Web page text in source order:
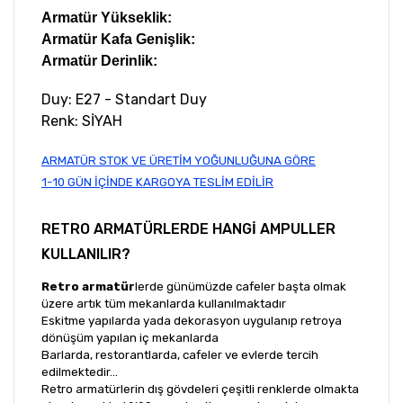
Armatür Yükseklik:
Armatür Kafa Genişlik:
Armatür Derinlik:
Duy: E27 - Standart Duy
Renk: SİYAH
ARMATÜR STOK VE ÜRETİM YOĞUNLUĞUNA GÖRE
1-10 GÜN İÇİNDE KARGOYA TESLİM EDİLİR
RETRO ARMATÜRLERDE HANGİ AMPULLER
KULLANILIR?
Retro armatürlerde günümüzde cafeler başta olmak
üzere artık tüm mekanlarda kullanılmaktadır
Eskitme yapılarda yada dekorasyon uygulanıp retroya
dönüşüm yapılan iç mekanlarda
Barlarda, restorantlarda, cafeler ve evlerde tercih
edilmektedir...
Retro armatürlerin dış gövdeleri çeşitli renklerde olmakta